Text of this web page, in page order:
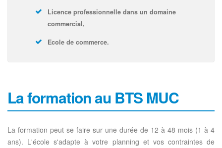
Licence professionnelle dans un domaine
commercial,
Ecole de commerce.
La formation au BTS MUC
La formation peut se faire sur une durée de 12 à 48 mois (1 à 4
ans). L'école s'adapte à votre planning et vos contraintes de